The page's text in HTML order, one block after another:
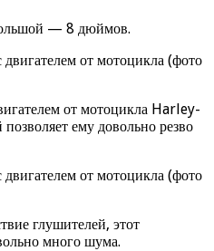
— 8 дюймов.
от мотоцикла Harley-
ему довольно резво
глушителей, этот
много шума.